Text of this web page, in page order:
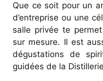
Que ce soit pour un
d’entreprise ou une
salle privée te
sur mesure. Il est
dégustations de
guidées de la